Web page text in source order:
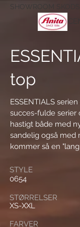
SHOWROOM
top
ESSENTIALS
succes-fulde serier
hastigt både med
sandelig også med
kommer så en
allerede
5405. I første
sammensættes
STYLE
0654
STØRRELSER
XS-XXL
FARVER